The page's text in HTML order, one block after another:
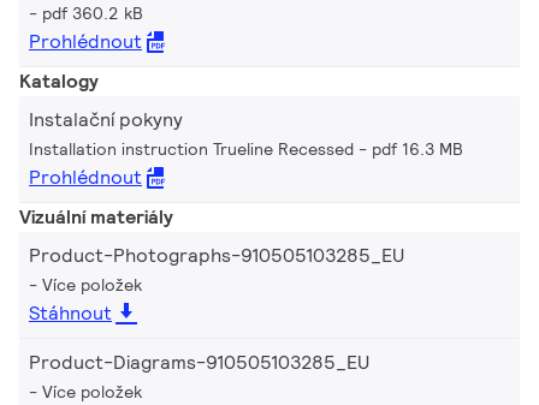
pdf 360.2 kB
Prohlédnout
Katalogy
Instalační pokyny
Installation instruction Trueline Recessed pdf 16.3 MB
Prohlédnout
Vizuální materiály
Product-Photographs-910505103285_EU
Více položek
Stáhnout
Product-Diagrams-910505103285_EU
Více položek